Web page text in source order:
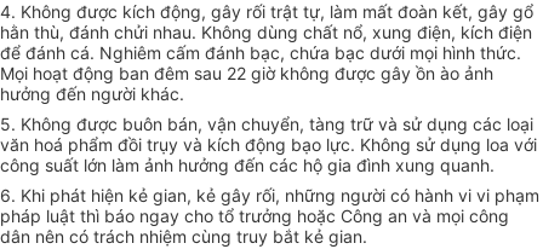
4. Không được kích động, gây rối trật tự, làm mất đoàn kết, gây gổ
hằn thù, đánh chửi nhau. Không dùng chất nổ, xung điện, kích điện
để đánh cá. Nghiêm cấm đánh bạc, chứa bạc dưới mọi hình thức.
Mọi hoạt động ban đêm sau 22 giờ không được gây ồn ào ảnh
hưởng đến người khác.
5. Không được buôn bán, vận chuyển, tàng trữ và sử dụng các loại
văn hoá phẩm đồi trụy và kích động bạo lực. Không sử dụng loa với
công suất lớn làm ảnh hưởng đến các hộ gia đình xung quanh.
6. Khi phát hiện kẻ gian, kẻ gây rối, những người có hành vi vi phạm
pháp luật thì báo ngay cho tổ trưởng hoặc Công an và mọi công
dân nên có trách nhiệm cùng truy bắt kẻ gian.